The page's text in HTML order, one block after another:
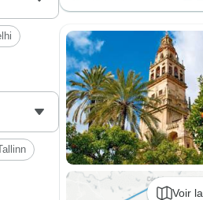
Voir